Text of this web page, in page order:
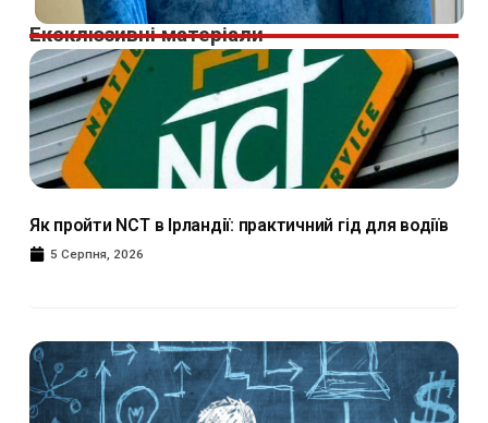
Ексклюзивні матеріали
Як пройти NCT в Ірландії: практичний гід для водіїв
5 Серпня, 2026